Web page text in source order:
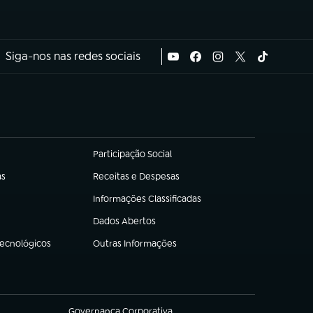
Siga-nos nas redes sociais
Participação Social
(abre em nova aba)
Receitas e Despesas
(abre em nova aba)
Informações Classificadas
(abre em nova aba)
Dados Abertos
(abre em nova aba)
Outras Informações
(abre em nova aba)